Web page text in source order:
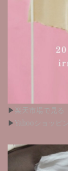
▶︎
楽天市場で見る
▶︎ Yahooショッピ